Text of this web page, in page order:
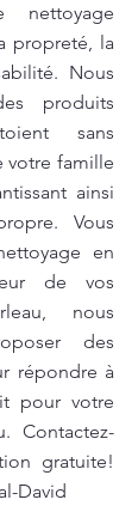
nettoyage
propreté, la
Nous
produits
sans
votre famille
ainsi
Vous
en
de vos
nous
des
répondre à
pour votre
Contactez-
gratuite!
David